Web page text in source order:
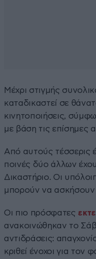
Μέχρι στιγμής
καταδικαστεί σε
κινητοποιήσεις,
με βάση τις επίσημες
Από αυτούς τέσσερις
ποινές δύο άλλων
Δικαστήριο. Οι
μπορούν να ασκήσουν
Οι πιο πρόσφατες
ανακοινώθηκαν το
αντιδράσεις:
κριθεί ένοχοι για τον